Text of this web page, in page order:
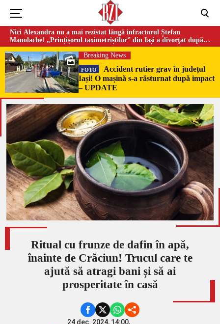
Nici Alexandra nu a mai rezistat lângă infractorul Ștefan
Manolache! „Prințișorul taximetriștilor” din Iași a divorţat după
doi ani de căsnicie
Breaking News
FOTO
Accident rutier grav în județul
Iași! O mașină s-a răsturnat după impact
– UPDATE
Ritual cu frunze de dafin în apă,
înainte de Crăciun! Trucul care te
ajută să atragi bani și să ai
prosperitate în casă
24 dec. 2024, 14:00,